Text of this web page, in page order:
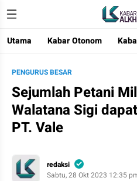
Kabar
Utama Kabar Otonom
PENGURUS BESAR
Sejumlah Petani
Walatana Sigi
PT. Vale
redaksi
Sabtu, 28 Okt 2023 12:35